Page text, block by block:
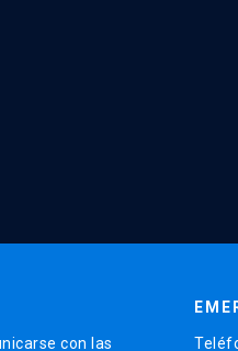
con las